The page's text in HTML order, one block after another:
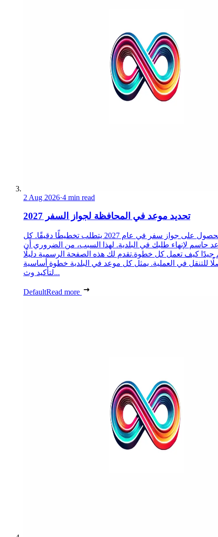
2 Aug 2026·4 min read
تحديد موعد في المحافظة لجواز السفر 2027
الحصول على جواز سفر في عام 2027 يتطلب تخطيطًا دقيقًا. كل
حاسم لإنهاء طلبك في البلدية. لهذا السبب، من الضروري أن
جيدًا كيف تعمل كل خطوة.تقدم لك هذه الصفحة الرسمية دليلًا
للتنقل في العملية. يمثل كل موعد في البلدية خطوة أساسية
لتأكيد وث...
DefaultRead more